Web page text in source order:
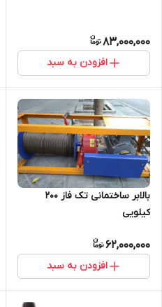
83,000,000
افزودن به سبد
بالابر ساختمانی تک فاز 200
کیلویی
62,000,000
افزودن به سبد